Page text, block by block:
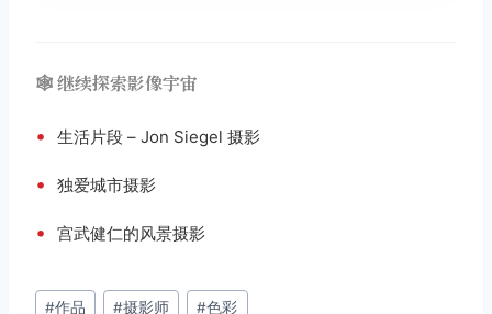
🕸️ 继续探索影像宇宙
• 生活片段 – Jon Siegel 摄影
• 独爱城市摄影
• 宫武健仁的风景摄影
文
#作品 #摄影师 #色彩